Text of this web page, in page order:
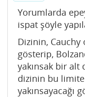
Yorumlarda
ispat şöyle
Dizinin, Cauchy
gösterip,
yakınsak bir
dizinin bu limite
yakınsayacağı